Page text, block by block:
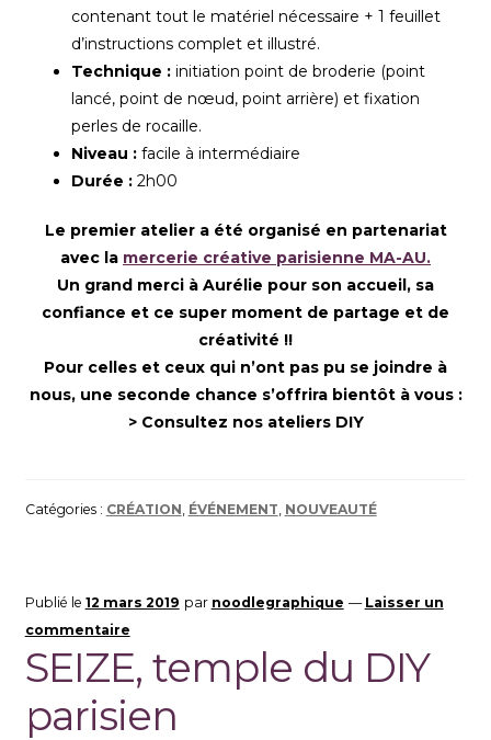
contenant tout le matériel nécessaire + 1 feuillet
d’instructions complet et illustré.
Technique :initiation point de broderie (point
lancé, point de nœud, point arrière) et fixation
perles de rocaille.
Niveau :facile à intermédiaire
Durée : 2h00
Le premier atelier a été organisé en partenariat
avec la mercerie créative parisienne MA-AU.
Un grand merci à Aurélie pour son accueil, sa
confiance et ce super moment de partage et de
créativité !!
Pour celles et ceux qui n’ont pas pu se joindre à
nous, une seconde chance s’offrira bientôt à vous :
> Consultez nos ateliers DIY
Catégories : CRÉATION, ÉVÉNEMENT, NOUVEAUTÉ
Publié le 12 mars 2019 par noodlegraphique — Laisser un
commentaire
SEIZE, temple du DIY
parisien